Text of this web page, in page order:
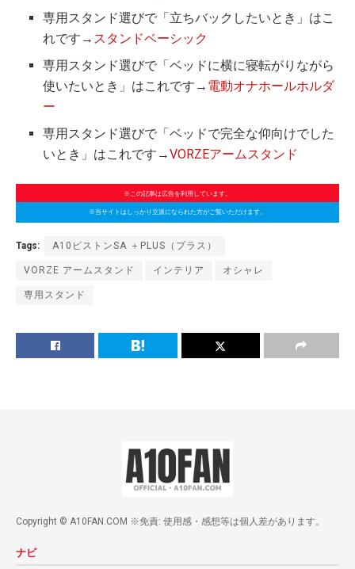
専用スタンド選びで「立ちバックしたいとき」はこ
れです→ スタンドベーシック
専用スタンド選びで「ベッドに横に寝転がりながら
使いたいとき」はこれです→ 電動オナホールホルダ
ー
専用スタンド選びで「ベッドで完全な仰向けでした
いとき」はこれです→VORZEアームスタンド
※この記事は広告を利用しています。
※当サイトはしっかり立派になられた方がご覧いただけます。
Tags: A10ピストンSA ＋PLUS（プラス）
VORZE アームスタンド インテリア オシャレ
専用スタンド
Copyright © A10FAN.COM ※免責: 使用感・感想等は個人差があります。
ナビ